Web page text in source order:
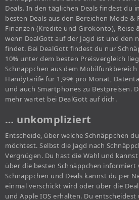
Deals. In den täglichen Deals findest du
besten Deals aus den Bereichen Mode
Finanzen (Kredite und Girokonto), Reise
wenn DealGott auf der Jagd ist und den
findet. Bei DealGott findest du nur
10% unter dem besten Preisvergleich
Schnäppchen aus dem
Handytarife für 1,99€ pro Monat,
und auch Smartphones zu Bestpreisen.
mehr wartet bei DealGott auf dich.
… unkompliziert
Entscheide, über welche Schnäppchen
möchtest. Selbst die Jagd nach
Vergnügen. Du hast die Wahl und
über die besten Schnäppchen informiert
Schnäppchen und Deals kannst du per
einmal verschickt wird oder über die
und Apple IOS erhalten. Du